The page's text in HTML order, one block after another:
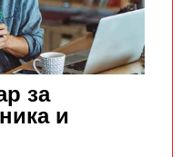
за
и